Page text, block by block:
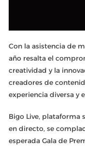
Con la asistencia de
año resalta el
creatividad y la
creadores de
experiencia diversa y
Bigo Live, plataforma
en directo, se
esperada Gala de